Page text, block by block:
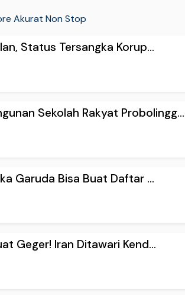
Akurat Non Stop
Status Tersangka Korup...
Sekolah Rakyat Probolingg...
Garuda Bisa Buat Daftar ...
Geger! Iran Ditawari Kend...